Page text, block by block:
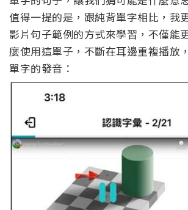
值得一提的是，跟純背單字相比，我
影片句子範例的方式來學習，不僅能
麼使用這單子，不斷在耳邊重複播放
單字的發音：